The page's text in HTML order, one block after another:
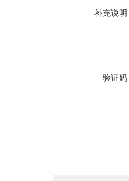
补充说明
验证码